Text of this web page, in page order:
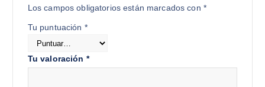
Los campos obligatorios están marcados con *
Tu puntuación *
Tu valoración *